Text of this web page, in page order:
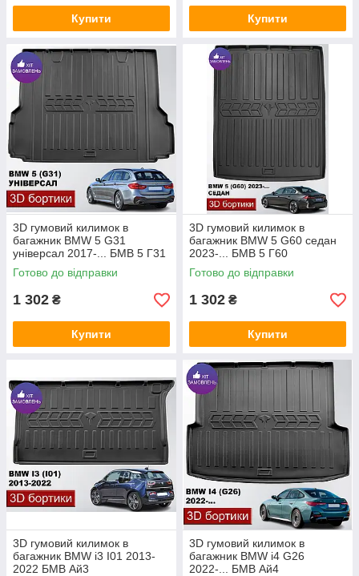
Купити Купити
3D гумовий килимок в
багажник BMW 5 G31
універсал 2017-... БМВ 5 Г31
Готово до відправки
1 302 ₴
Купити
3D гумовий килимок в
багажник BMW 5 G60 седан
2023-... БМВ 5 Г60
Готово до відправки
1 302 ₴
Купити
3D гумовий килимок в
багажник BMW i3 I01 2013-
2022 БМВ Ай3
3D гумовий килимок в
багажник BMW i4 G26
2022-... БМВ Ай4